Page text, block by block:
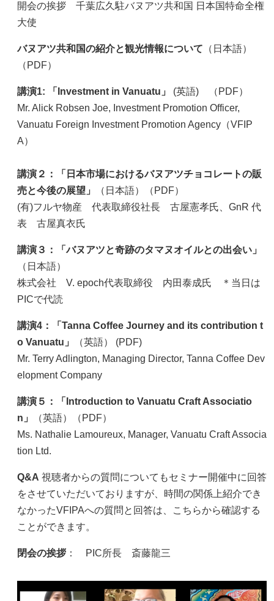
開会の挨拶 千葉広久駐バヌアツ共和国 日本国特命全権
大使
バヌアツ共和国の紹介と観光情報について （日本語）
（PDF）
講演1: 「Investment in Vanuatu」
(英語) （PDF）
Mr. Alick Robsen Joe, Investment Promotion Officer,
Vanuatu Foreign Investment Promotion Agency（VFIP
A）
講演２：「日本市場におけるバヌアツチョコレートの販
売と今後の展望」
（日本語）（PDF）
(有)フルヤ物産 代表取締役社長 古屋憲孝氏、GnR 代
表 古屋真衣氏
講演３：「バヌアツと奇跡のタマヌオイルとの出会い」
（日本語）
株式会社 V. epoch代表取締役 内田泰成氏 ＊当日は
PICで代読
講演4：「Tanna Coffee Journey and its contribution t
o Vanuatu」
（英語） (PDF)
Mr. Terry Adlington, Managing Director, Tanna Coffee Dev
elopment Company
講演５：「Introduction to Vanuatu Craft Associatio
n」
（英語）（PDF）
Ms. Nathalie Lamoureux, Manager, Vanuatu Craft Associa
tion Ltd.
Q&A 視聴者からの質問についてもセミナー開催中に回答
をさせていただいておりますが、時間の関係上紹介でき
なかったVFIPAへの質問と回答は、こちらから確認する
ことができます。
閉会の挨拶： PIC所長 斎藤龍三